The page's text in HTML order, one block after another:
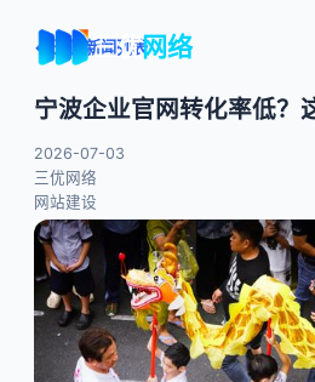
三优网络
← 返回新闻列表
宁波企业官网转化率低？
2026-07-03
三优网络
网站建设